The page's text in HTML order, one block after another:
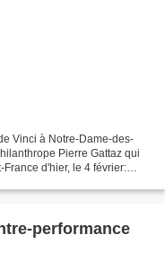
Vinci à Notre-Dame-des-
Pierre Gattaz qui
d'hier, le 4 février:
performance